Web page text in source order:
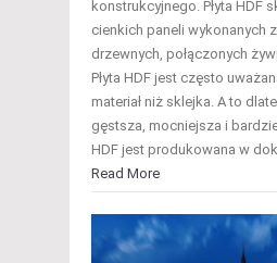
konstrukcyjnego. Płyta HDF
cienkich paneli wykonanych
drzewnych, połączonych
Płyta HDF jest często
materiał niż sklejka. A to
gęstsza, mocniejsza i
HDF jest produkowana w
Read More